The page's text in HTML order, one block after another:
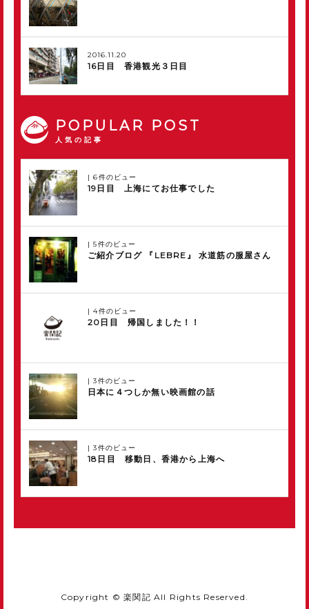
2016.11.20
16日目 香港観光３日目
POPULAR POST
人気の記事
|6件のビュー
19日目 上海にてお仕事でした
|5件のビュー
ご紹介ブログ 『LEBRE』 水道筋の服屋さん
|4件のビュー
20日目 帰国しました！！
|3件のビュー
日本に４つしか無い映画館の話
|3件のビュー
18日目 移動日、香港から上海へ
Copyright © 楽関記 All Rights Reserved.